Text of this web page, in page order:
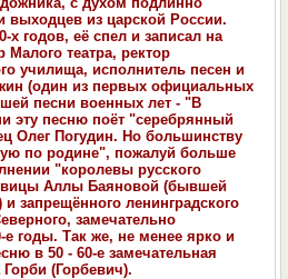
выходцев из царской России.
х годов, её спел и записал на
Малого театра, ректор
училища, исполнитель песен и
(один из первых официальных
песни военных лет - "В
эту песню поёт "серебрянный
Олег Погудин. Но большинству
по родине", пожалуй больше
"королевы русского
Аллы Баяновой (бывшей
запрещённого ленинградского
замечательно
е годы. Так же, не менее ярко и
в 50 - 60-е замечательная
(Горбевич).